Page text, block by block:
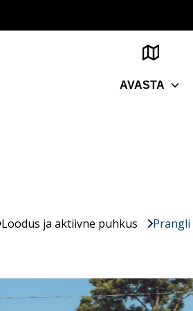
AVASTA
Loodus ja aktiivne puhkus